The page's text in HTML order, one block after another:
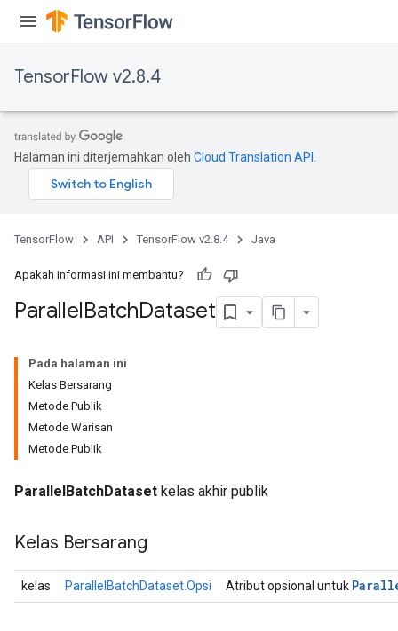
TensorFlow v2.8.4
Halaman ini diterjemahkan oleh Cloud Translation API
TensorFlow API TensorFlow v2.8.4 Java
Apakah informasi ini membantu?
ParallelBatchDataset
Pada halaman ini
Kelas Bersarang
Metode Publik
Metode Warisan
Metode Publik
ParallelBatchDataset kelas akhir publik
Kelas Bersarang
kelas ParallelBatchDataset.Opsi Atribut opsional untuk